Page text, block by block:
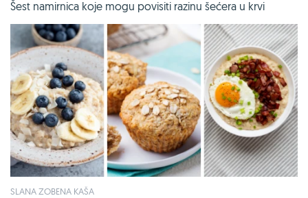
Šest namirnica koje mogu povisiti razinu šećera u krvi
SLANA ZOBENA KAŠA